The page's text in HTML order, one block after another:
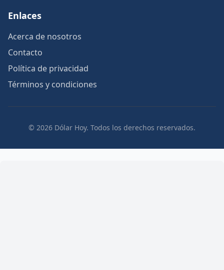
Enlaces
Acerca de nosotros
Contacto
Política de privacidad
Términos y condiciones
© 2026 Dólar Hoy. Todos los derechos reservados.